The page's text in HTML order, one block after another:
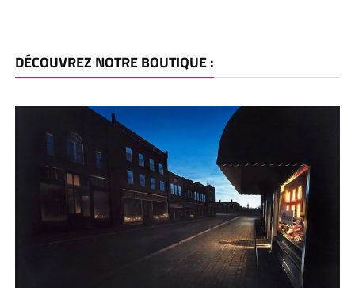
DÉCOUVREZ NOTRE BOUTIQUE :